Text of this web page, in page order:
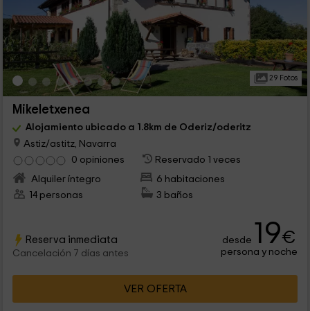
29 Fotos
Mikeletxenea
Alojamiento ubicado a 1.8km de Oderiz/oderitz
Astiz/astitz, Navarra
0 opiniones
Reservado 1 veces
Alquiler íntegro
6 habitaciones
14 personas
3 baños
Reserva inmediata
Cancelación 7 días antes
desde 19€
persona y noche
VER OFERTA